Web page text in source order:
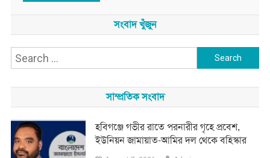
সংবাদ খুঁজুন
Search
সাম্প্রতিক সংবাদ
হবিগঞ্জে গভীর রাতে পরনারীর গৃহে প্রবেশ,
ইউনিয়ন জামায়াত-আমির দল থেকে বহিস্কার